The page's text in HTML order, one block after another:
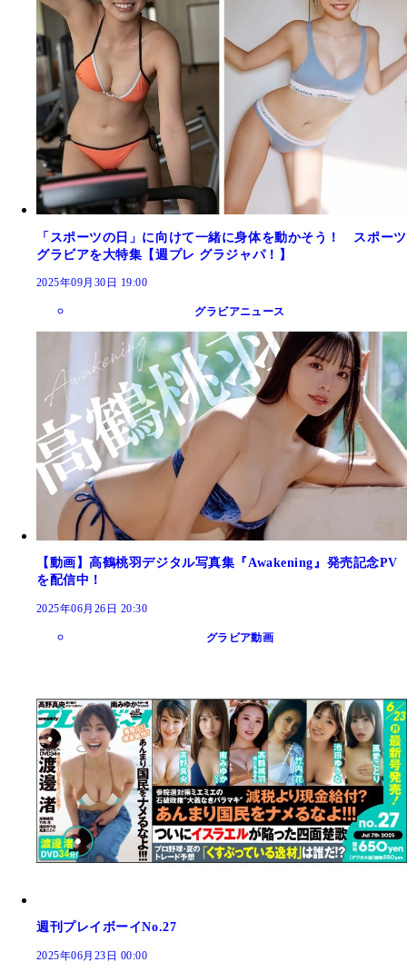
「スポーツの日」に向けて一緒に身体を動かそう！ スポーツ
グラビアを大特集【週プレ グラジャパ！】
2025年09月30日 19:00
グラビアニュース
【動画】高鶴桃羽デジタル写真集『Awakening』発売記念PV
を配信中！
2025年06月26日 20:30
グラビア動画
週刊プレイボーイNo.27
2025年06月23日 00:00